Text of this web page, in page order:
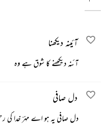
آئینہ دیکھنا
آئنہ دیکھنے کا شوق ہے وہ
دل صافی
دل صافی یہ ہو اے مہرؔ خدا کی